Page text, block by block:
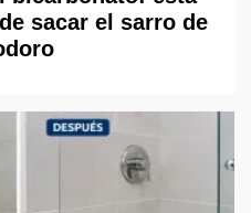
sacar el sarro de